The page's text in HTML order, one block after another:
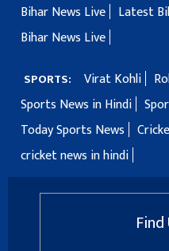
Bihar News Live
Latest
Bihar News Live
SPORTS: Virat Kohli
Sports News in Hindi
Today Sports News
cricket news in hindi